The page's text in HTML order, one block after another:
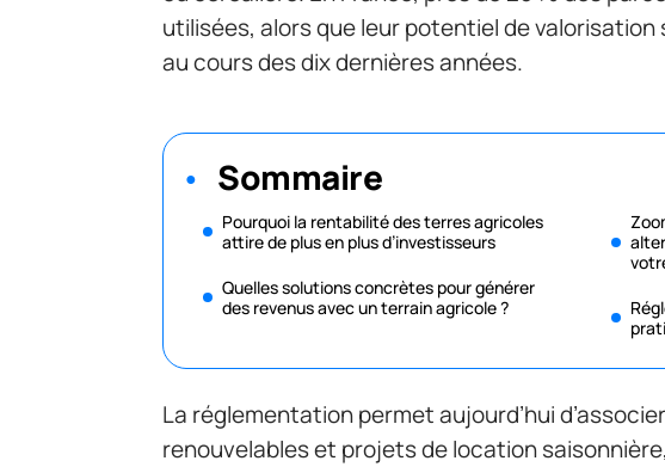
utilisées, alors que leur potentiel de
au cours des dix dernières années.
Sommaire
Pourquoi la rentabilité des terres agricoles
attire de plus en plus d’investisseurs
Quelles solutions concrètes pour générer
des revenus avec un terrain agricole ?
La réglementation permet aujourd’hui
renouvelables et projets de location